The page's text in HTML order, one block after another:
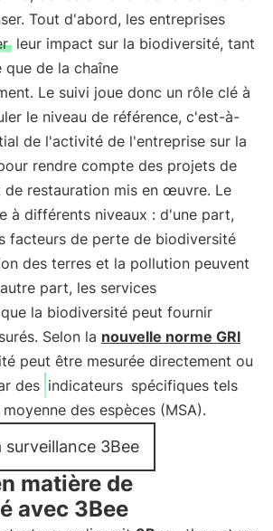
Tout d'abord, les entreprises
leur impact sur la biodiversité, tant
que de la chaîne
Le suivi joue donc un rôle clé à
le niveau de référence, c'est-à-
de l'activité de l'entreprise sur la
rendre compte des projets de
de restauration mis en œuvre. Le
à différents niveaux : d'une part,
facteurs de perte de biodiversité
des terres et la pollution peuvent
part, les services
la biodiversité peut fournir
Selon la nouvelle norme GRI
peut être mesurée directement ou
des indicateurs spécifiques tels
des espèces (MSA).
surveillance 3Bee
matière de
avec 3Bee